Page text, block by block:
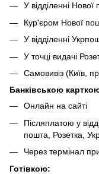
У відділенні Нової
Кур'єром Нової
У відділенні
У точці видачі
Самовивіз (Київ,
Банківською
Онлайн на сайті
Післяплатою у
пошта, Розетка,
Через термінал
Готівкою: